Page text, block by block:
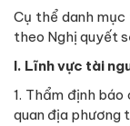
Cụ thể danh
theo Nghị quyết
I. Lĩnh vực tài
1. Thẩm định
quan địa phương